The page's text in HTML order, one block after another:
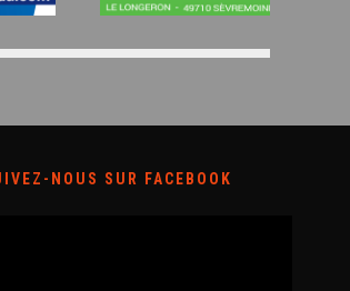
NOUS SUR FACEBOOK